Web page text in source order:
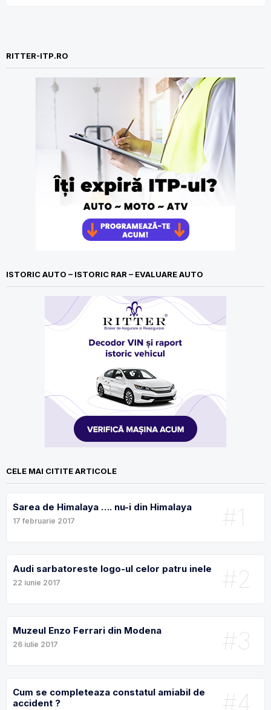
RITTER-ITP.RO
ISTORIC AUTO – ISTORIC RAR – EVALUARE AUTO
CELE MAI CITITE ARTICOLE
#1
Sarea de Himalaya …. nu-i din Himalaya
17 februarie 2017
#2
Audi sarbatoreste logo-ul celor patru inele
22 iunie 2017
#3
Muzeul Enzo Ferrari din Modena
26 iulie 2017
#4
Cum se completeaza constatul amiabil de
accident ?